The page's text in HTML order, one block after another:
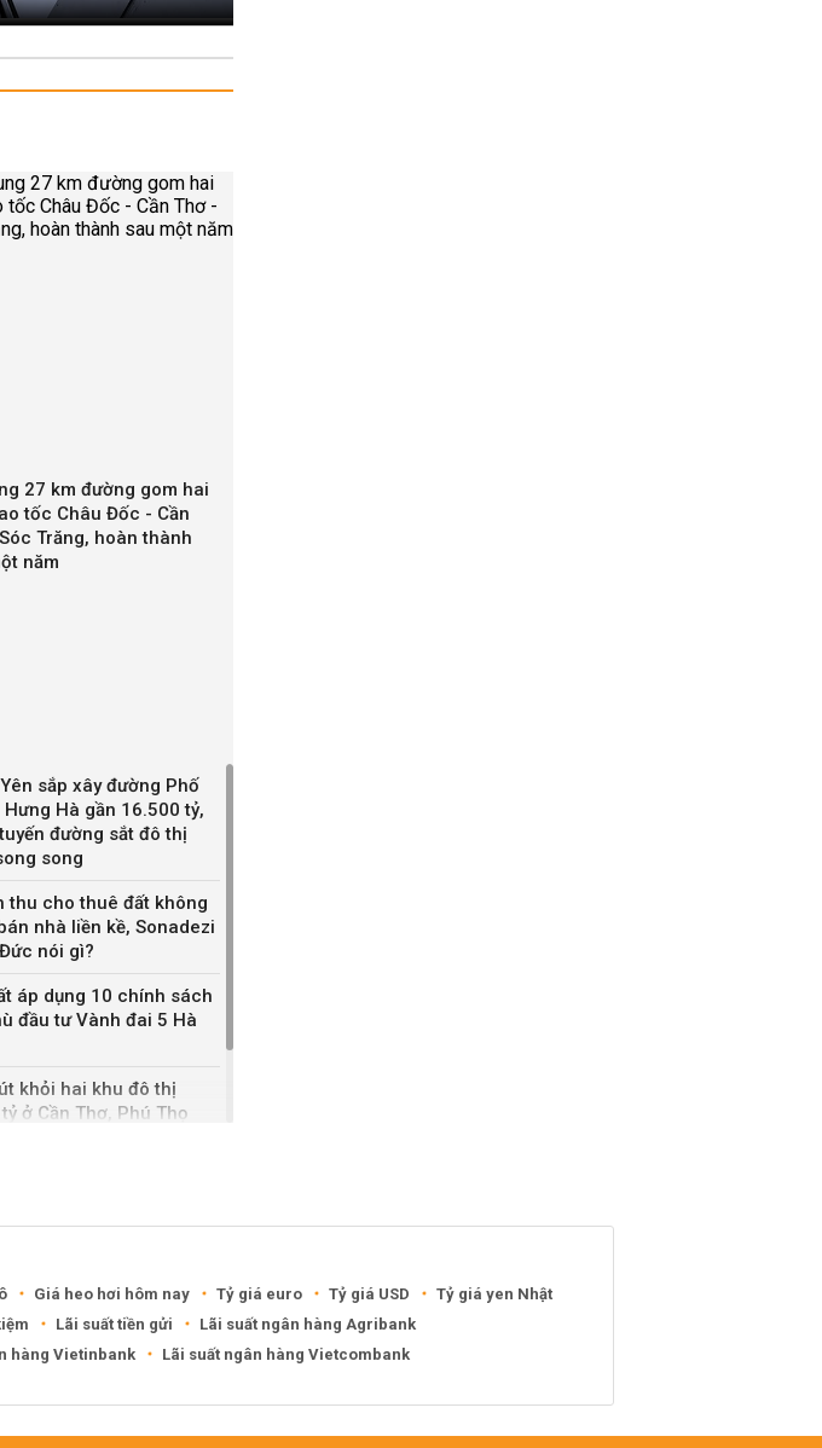
27 km đường gom hai
tốc Châu Đốc - Cần
Trăng, hoàn thành
năm
sắp xây đường Phố
Hưng Hà gần 16.500 tỷ,
đường sắt đô thị
song
thu cho thuê đất không
nhà liền kề, Sonadezi
nói gì?
áp dụng 10 chính sách
đầu tư Vành đai 5 Hà
khỏi hai khu đô thị
ở Cần Thơ, Phú Thọ
Giá heo hơi hôm nay Tỷ giá euro Tỷ giá USD
Tỷ giá yen Nhật
Lãi suất tiền gửi
Lãi suất ngân hàng Agribank
hàng Vietinbank Lãi suất ngân hàng Vietcombank